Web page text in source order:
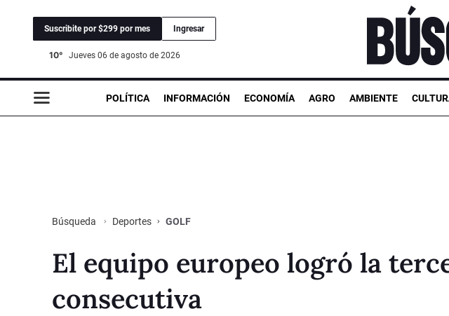
Suscribite por $299 por mes Ingresar
10° jueves 06 de agosto de 2026
POLÍTICA INFORMACIÓN ECONOMÍA AGRO AMBIENTE
Búsqueda Deportes GOLF
El equipo europeo logró la
consecutiva